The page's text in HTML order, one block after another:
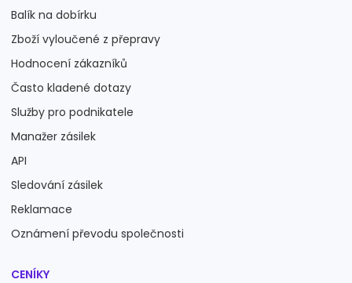
Balík na dobírku
Zboží vyloučené z přepravy
Hodnocení zákazníků
Často kladené dotazy
Služby pro podnikatele
Manažer zásilek
API
Sledování zásilek
Reklamace
Oznámení převodu společnosti
CENÍKY